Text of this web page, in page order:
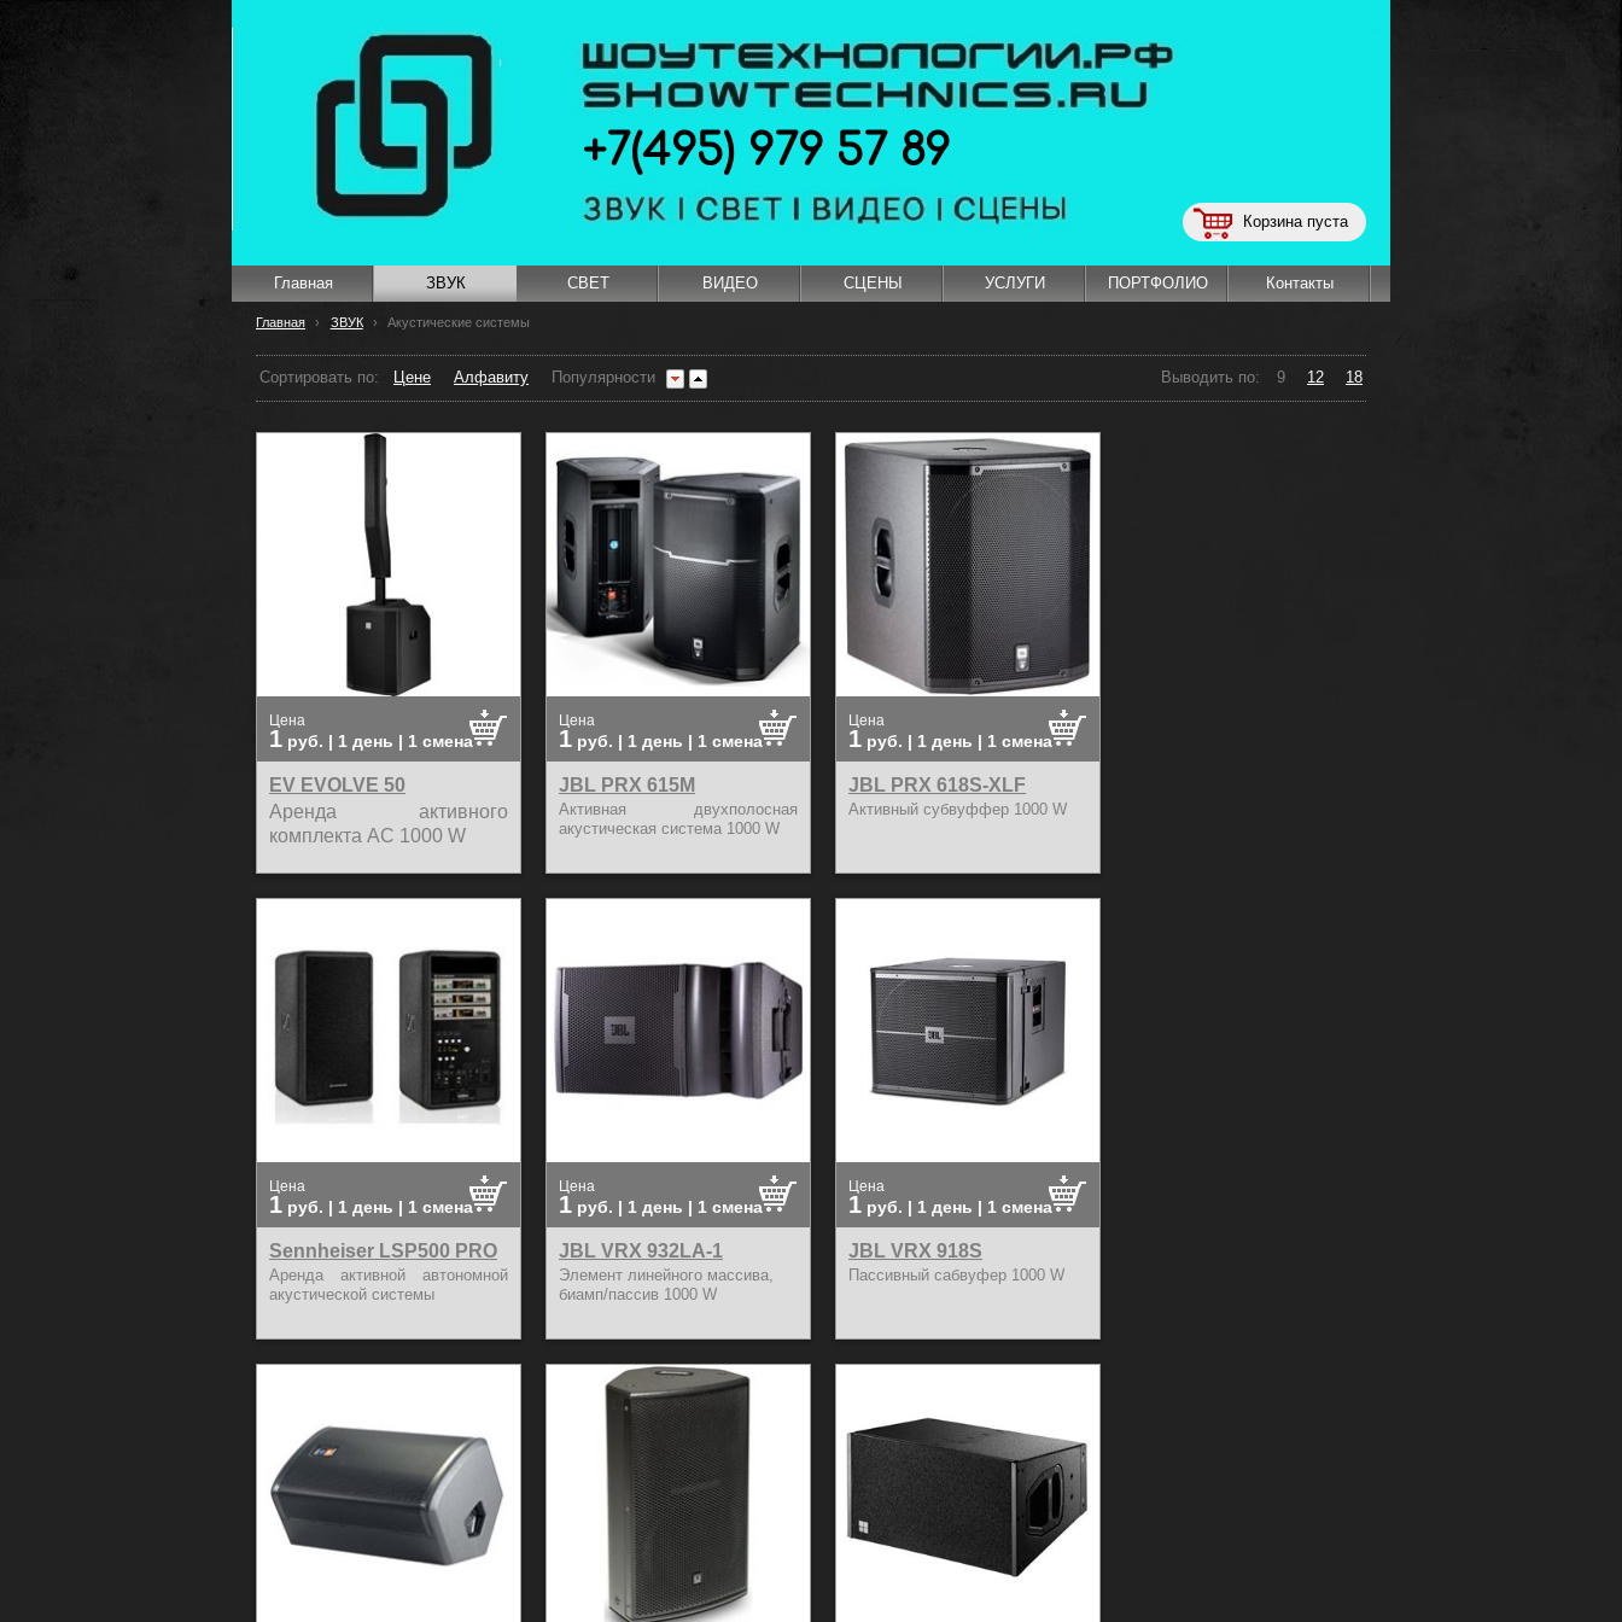
Корзина пуста
+7(495) 979 57 89
Главная ЗВУК СВЕТ ВИДЕО СЦЕНЫ УСЛУГИ ПОРТФОЛИО Контакты
Главная › ЗВУК › Акустические системы
Выводить по: 9 12 18
Сортировать по: Цене Алфавиту Популярности
Цена
1 руб. | 1 день | 1 смена
EV EVOLVE 50
Аренда активного
комплекта АС 1000 W
Цена
1 руб. | 1 день | 1 смена
JBL PRX 615M
Активная двухполосная
акустическая система 1000 W
Цена
1 руб. | 1 день | 1 смена
JBL PRX 618S-XLF
Активный субвуффер 1000 W
Цена
1 руб. | 1 день | 1 смена
Sennheiser LSP500 PRO
Аренда активной автономной
акустической системы
Цена
1 руб. | 1 день | 1 смена
JBL VRX 932LA-1
Элемент линейного массива,
биамп/пассив 1000 W
Цена
1 руб. | 1 день | 1 смена
JBL VRX 918S
Пассивный сабвуфер 1000 W